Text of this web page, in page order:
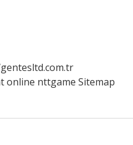
online nttgame Sitemap